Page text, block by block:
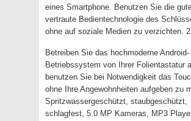
eines Smartphone. Benutzen Sie die
vertraute Bedientechnologie des
ohne auf soziale Medien zu verzichten.
Betreiben Sie das hochmoderne Android-
Betriebssystem von Ihrer Folientastatur
benutzen Sie bei Notwendigkeit das
ohne Ihre Angewohnheiten aufgeben zu
Spritzwassergeschützt, staubgeschützt,
schlagfest, 5.0 MP Kameras, MP3